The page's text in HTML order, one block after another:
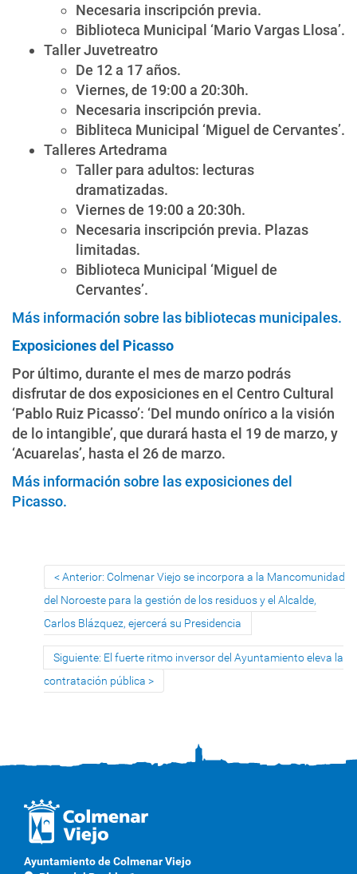
Necesaria inscripción previa.
Biblioteca Municipal ‘Mario Vargas Llosa’.
Taller Juvetreatro
De 12 a 17 años.
Viernes, de 19:00 a 20:30h.
Necesaria inscripción previa.
Bibliteca Municipal ‘Miguel de Cervantes’.
Talleres Artedrama
Taller para adultos: lecturas
dramatizadas.
Viernes de 19:00 a 20:30h.
Necesaria inscripción previa. Plazas
limitadas.
Biblioteca Municipal ‘Miguel de
Cervantes’.
Más información sobre las bibliotecas municipales.
Exposiciones del Picasso
Por último, durante el mes de marzo podrás
disfrutar de dos exposiciones en el Centro Cultural
‘Pablo Ruiz Picasso’: ‘Del mundo onírico a la visión
de lo intangible’, que durará hasta el 19 de marzo, y
‘Acuarelas’, hasta el 26 de marzo.
Más información sobre las exposiciones del
Picasso.
Anterior: Colmenar Viejo se incorpora a la Mancomunidad
del Noroeste para la gestión de los residuos y el Alcalde,
Carlos Blázquez, ejercerá su Presidencia
Siguiente: El fuerte ritmo inversor del Ayuntamiento eleva la
contratación pública
Ayuntamiento de Colmenar Viejo